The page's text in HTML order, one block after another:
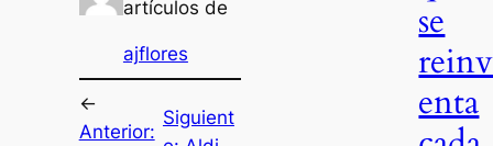
artículos de
ajflores
←
Anterior:
Siguient
se
reinv
enta